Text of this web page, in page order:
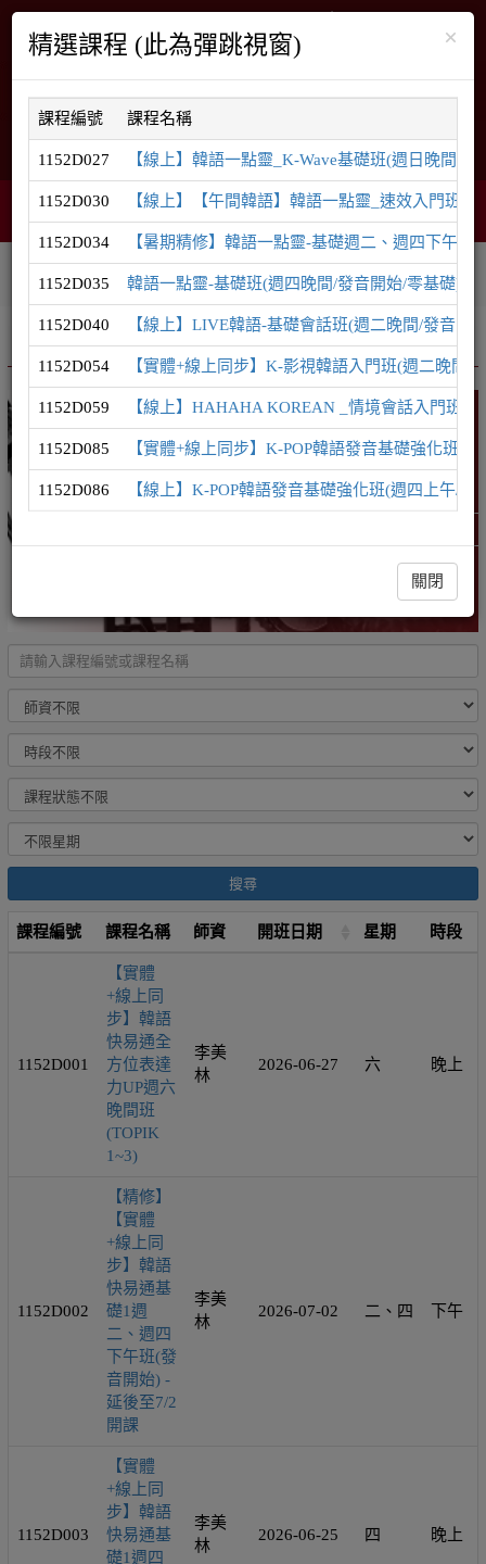
English 網站導覽
網頁選單
購物車 0
智能客服
學員登入
課程系列
相關連結
推廣課程 韓語系列
韓語
韓語學習地圖
搜尋
課程編號 課程名稱 師資 開班日期 星期 時段
1152D001
【實體
+線上同
步】韓語
快易通全
方位表達
力UP週六
晚間班
(TOPIK
1~3)
李美
林
2026-06-27 六 晚上
1152D002
【精修】
【實體
+線上同
步】韓語
快易通基
礎1週
二、週四
下午班(發
音開始) -
延後至7/2
開課
李美
林
2026-07-02 二、四 下午
1152D003
【實體
+線上同
步】韓語
快易通基
礎1週四
李美
林
2026-06-25 四 晚上
×
精選課程 (此為彈跳視窗)
課程編號 課程名稱
1152D027 【線上】韓語一點靈_K-Wave基礎班(週日晚間/
1152D030 【線上】【午間韓語】韓語一點靈_速效入門班(
1152D034 【暑期精修】韓語一點靈-基礎週二、週四下午密
1152D035 韓語一點靈-基礎班(週四晚間/發音開始/零基礎)
1152D040 【線上】LIVE韓語-基礎會話班(週二晚間/發音開
1152D054 【實體+線上同步】K-影視韓語入門班(週二晚間/
1152D059 【線上】HAHAHA KOREAN _情境會話入門班(
1152D085 【實體+線上同步】K-POP韓語發音基礎強化班(
1152D086 【線上】K-POP韓語發音基礎強化班(週四上午/發
關閉